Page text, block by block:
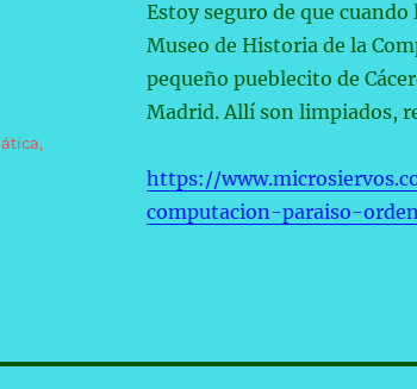
Estoy seguro de que
Museo de Historia de la
pequeño pueblecito de
Madrid. Allí son limpiados,
https://
computacion-paraiso-
,